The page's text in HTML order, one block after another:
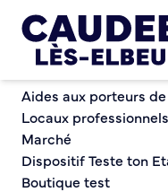
Conseil municipal
Conseil
Chèques-cadeaux
Aides aux porteurs
Locaux
Marché
Dispositif Teste ton
Boutique test